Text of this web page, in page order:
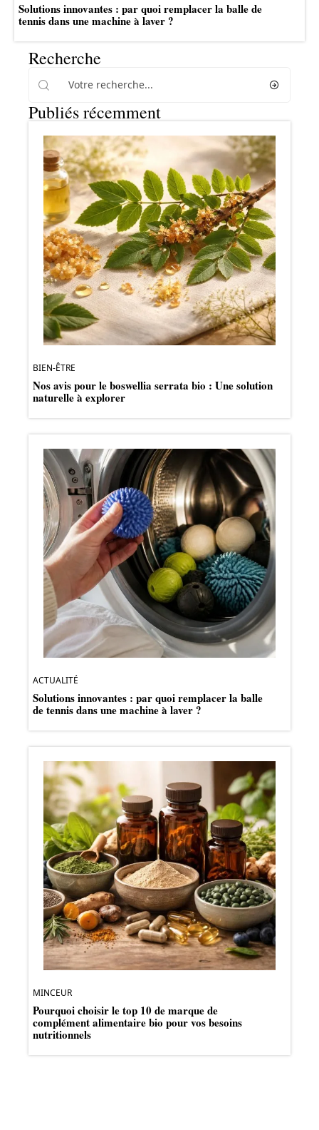
Solutions innovantes : par quoi remplacer la balle de
tennis dans une machine à laver ?
Recherche
Publiés récemment
BIEN-ÊTRE
Nos avis pour le boswellia serrata bio : Une solution
naturelle à explorer
ACTUALITÉ
Solutions innovantes : par quoi remplacer la balle
de tennis dans une machine à laver ?
MINCEUR
Pourquoi choisir le top 10 de marque de
complément alimentaire bio pour vos besoins
nutritionnels